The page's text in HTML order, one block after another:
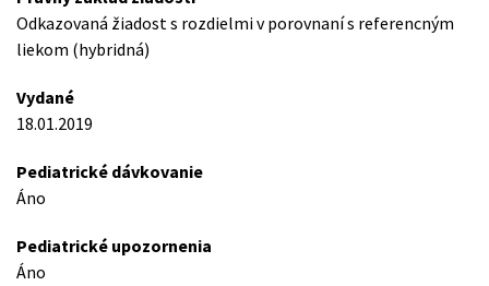
Odkazovaná žiadost s rozdielmi v porovnaní s referencným
liekom (hybridná)
Vydané
18.01.2019
Pediatrické dávkovanie
Áno
Pediatrické upozornenia
Áno